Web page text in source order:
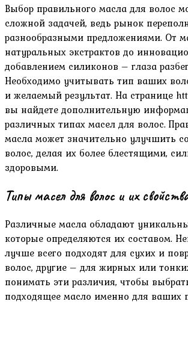
Выбор правильного масла для волос
сложной задачей‚ ведь рынок
разнообразными предложениями. От
натуральных экстрактов до
добавлением силиконов – глаза
Необходимо учитывать тип ваших
и желаемый результат. На странице
вы найдете дополнительную
различных типах масел для волос.
масла может значительно улучшить
волос‚ делая их более блестящими‚
здоровыми.
Типы масел для волос и их
Различные масла обладают
которые определяются их составом.
лучше всего подходят для сухих и
волос‚ другие – для жирных или
понимать эти различия‚ чтобы
подходящее масло именно для ваших